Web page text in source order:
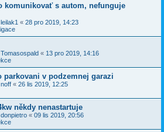
komunikovať s autom, nefunguje
leilak1 « 28 pro 2019, 14:23
Tomasospald « 13 pro 2019, 14:16
parkovani v podzemnej garazi
noff « 26 lis 2019, 12:25
někdy nenastartuje
donpietro « 09 lis 2019, 20:56